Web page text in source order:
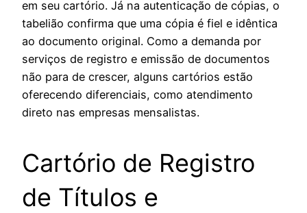
em seu cartório. Já na autenticação de cópias, o
tabelião confirma que uma cópia é fiel e idêntica
ao documento original. Como a demanda por
serviços de registro e emissão de documentos
não para de crescer, alguns cartórios estão
oferecendo diferenciais, como atendimento
direto nas empresas mensalistas.
Cartório de Registro
de Títulos e